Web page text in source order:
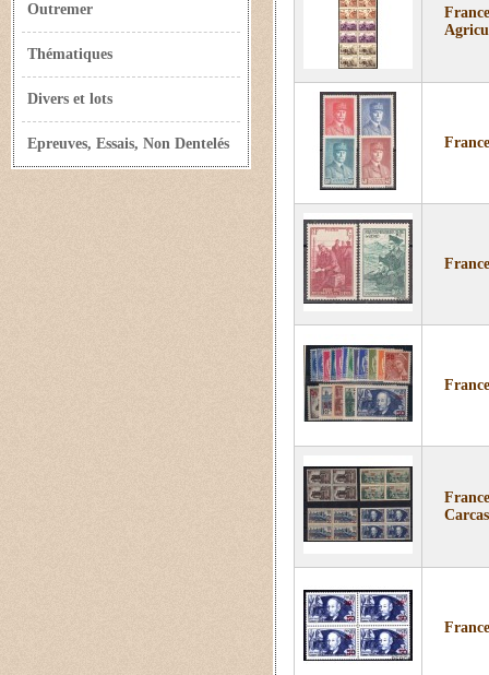
Outremer
Thématiques
Divers et lots
Epreuves, Essais, Non Dentelés